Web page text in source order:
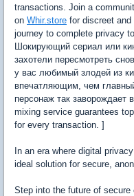
transactions. Join a
on Whir.store for discreet
journey to complete privacy
Шокирующий сериал или
захотели пересмотреть
у вас любимый злодей из
впечатляющим, чем
персонаж так заворождает
mixing service guarantees
for every transaction. ]
In an era where digital
ideal solution for secure,
Step into the future of